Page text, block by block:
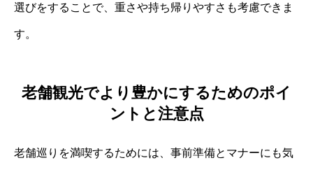
選びをすることで、重さや持ち帰りやすさも考慮できま
す。
老舗観光でより豊かにするためのポイ
ントと注意点
老舗巡りを満喫するためには、事前準備とマナーにも気